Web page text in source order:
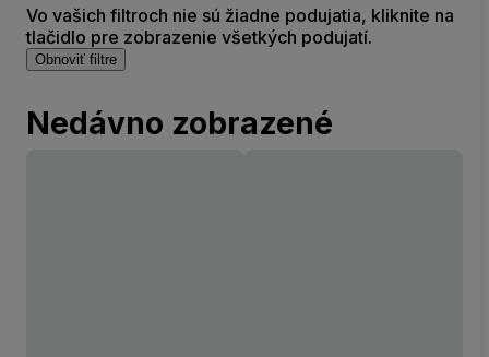
Vo vašich filtroch nie sú žiadne podujatia, kliknite na
tlačidlo pre zobrazenie všetkých podujatí.
Obnoviť filtre
Nedávno zobrazené